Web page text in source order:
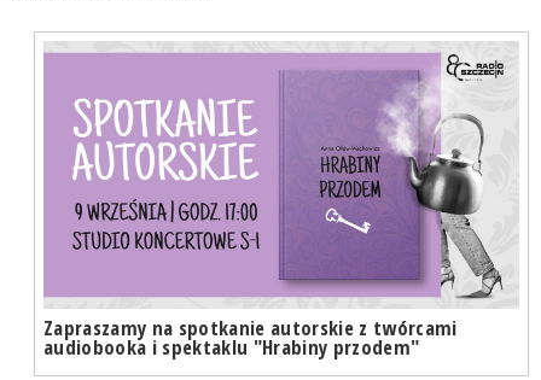
Zapraszamy na spotkanie autorskie z twórcami
audiobooka i spektaklu "Hrabiny przodem"